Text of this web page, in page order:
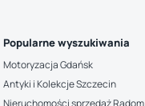
Popularne wyszukiwania
Motoryzacja Gdańsk
Antyki i Kolekcje Szczecin
Nieruchomości sprzedaż Radom